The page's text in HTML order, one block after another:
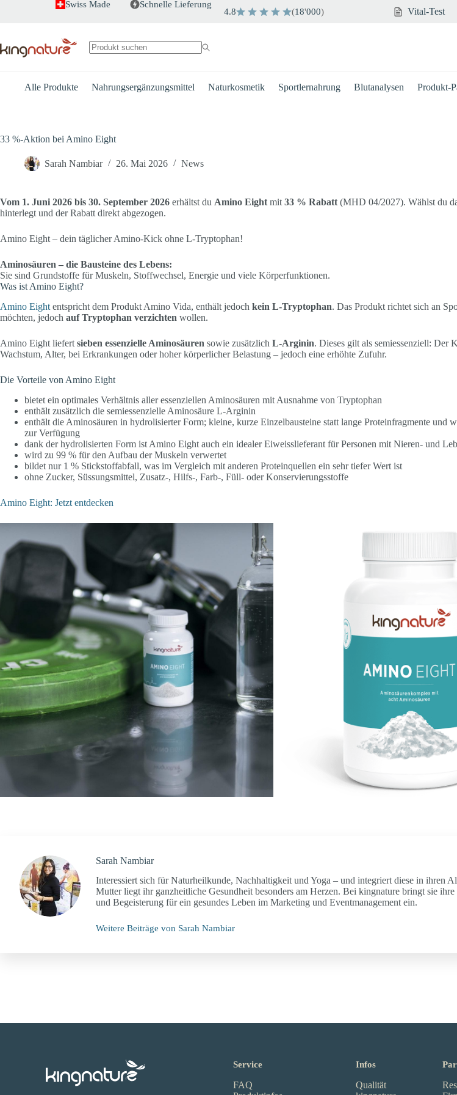
Swiss Made Schnelle Lieferung
4.8 (18'000) Vital-Test
Alle Produkte Nahrungsergänzungsmittel Naturkosmetik Sportlernahrung Blutanalysen Produkt-
33 %-Aktion bei Amino Eight
Sarah Nambiar 26. Mai 2026 News
Vom 1. Juni 2026 bis 30. September 2026 erhältst du Amino Eight mit 33 % Rabatt (MHD 04/2027). Wählst du
hinterlegt und der Rabatt direkt abgezogen.
Amino Eight – dein täglicher Amino-Kick ohne L-Tryptophan!
Aminosäuren – die Bausteine des Lebens:
Sie sind Grundstoffe für Muskeln, Stoffwechsel, Energie und viele Körperfunktionen.
Was ist Amino Eight?
Amino Eight entspricht dem Produkt Amino Vida, enthält jedoch kein L-Tryptophan. Das Produkt richtet sich an
möchten, jedoch auf Tryptophan verzichten wollen.
Amino Eight liefert sieben essenzielle Aminosäuren sowie zusätzlich L-Arginin. Dieses gilt als semiessenziell: Der
Wachstum, Alter, bei Erkrankungen oder hoher körperlicher Belastung – jedoch eine erhöhte Zufuhr.
Die Vorteile von Amino Eight
bietet ein optimales Verhältnis aller essenziellen Aminosäuren mit Ausnahme von Tryptophan
enthält zusätzlich die semiessenzielle Aminosäure L-Arginin
enthält die Aminosäuren in hydrolisierter Form; kleine, kurze Einzelbausteine statt lange Proteinfragmente
zur Verfügung
dank der hydrolisierten Form ist Amino Eight auch ein idealer Eiweisslieferant für Personen mit Nieren- und
wird zu 99 % für den Aufbau der Muskeln verwertet
bildet nur 1 % Stickstoffabfall, was im Vergleich mit anderen Proteinquellen ein sehr tiefer Wert ist
ohne Zucker, Süssungsmittel, Zusatz-, Hilfs-, Farb-, Füll- oder Konservierungsstoffe
Amino Eight: Jetzt entdecken
Sarah Nambiar
Interessiert sich für Naturheilkunde, Nachhaltigkeit und Yoga – und integriert diese in ihren
Mutter liegt ihr ganzheitliche Gesundheit besonders am Herzen. Bei kingnature bringt sie ihre
und Begeisterung für ein gesundes Leben im Marketing und Eventmanagement ein.
Weitere Beiträge von Sarah Nambiar
Service
FAQ
Infos
Qualität